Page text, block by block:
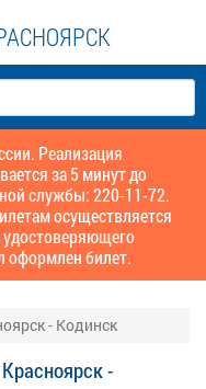
Реализация
за 5 минут до
службы: 220-11-72.
осуществляется
оформлен билет.
- Кодинск
-